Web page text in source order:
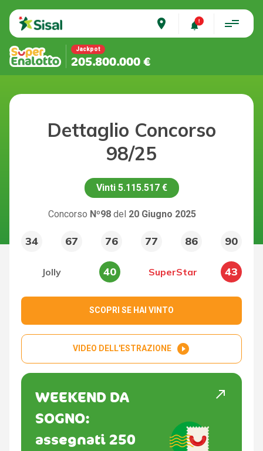
place
Jackpot
205.800.000 €
Dettaglio Concorso
98/25
Vinti 5.115.517 €
Concorso Nº98 del 20 Giugno 2025
34 67 76 77 86 90
Jolly 40 SuperStar 43
SCOPRI SE HAI VINTO
VIDEO DELL'ESTRAZIONE play_circle_filled
WEEKEND DA
SOGNO:
assegnati 250
north_east